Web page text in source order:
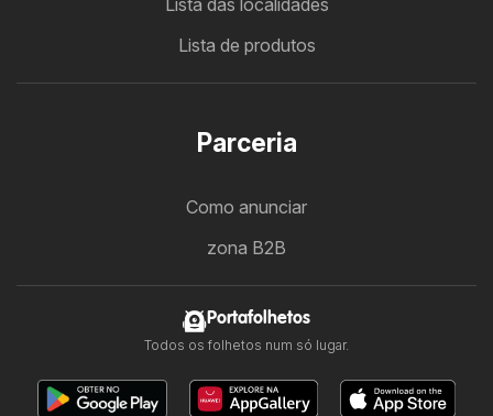
Lista das localidades
Lista de produtos
Parceria
Como anunciar
zona B2B
Portafolhetos
Todos os folhetos num só lugar.